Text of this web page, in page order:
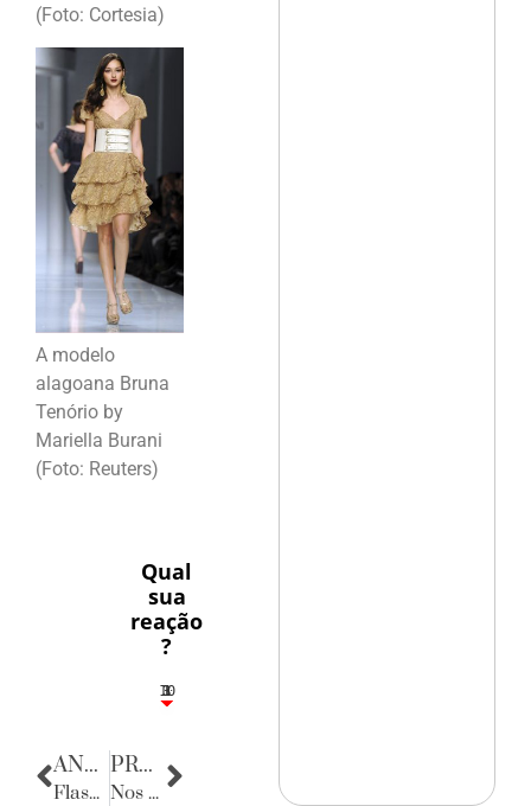
(Foto: Cortesia)
A modelo
alagoana Bruna
Tenório by
Mariella Burani
(Foto: Reuters)
Qual
sua
reação
?
3
1
1
3
10
ANTERIOR
Flashes
PRÓXIMA
Nos bastidores da política